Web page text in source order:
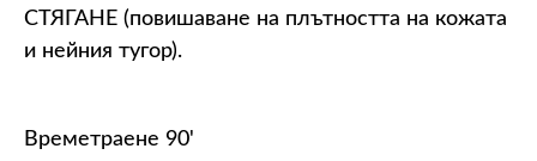
СТЯГАНЕ (повишаване на плътността на кожата
и нейния тугор).
Времетраене 90'